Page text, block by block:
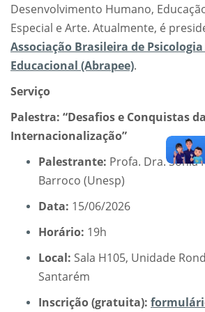
Desenvolvimento Humano,
Especial e Arte. Atualmente, é
Associação Brasileira de Psicologia
Educacional (Abrapee).
Serviço
Palestra: “Desafios e Conquistas da
Internacionalização”
Palestrante: Profa. Dra. Sonia
Barroco (Unesp)
Data: 15/06/2026
Horário: 19h
Local: Sala H105, Unidade
Santarém
Inscrição (gratuita):